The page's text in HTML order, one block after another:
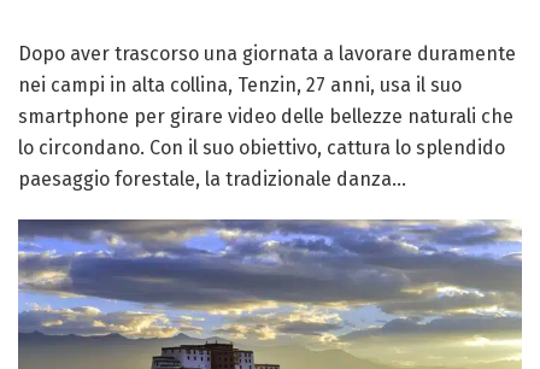
Dopo aver trascorso una giornata a lavorare duramente
nei campi in alta collina, Tenzin, 27 anni, usa il suo
smartphone per girare video delle bellezze naturali che
lo circondano. Con il suo obiettivo, cattura lo splendido
paesaggio forestale, la tradizionale danza...